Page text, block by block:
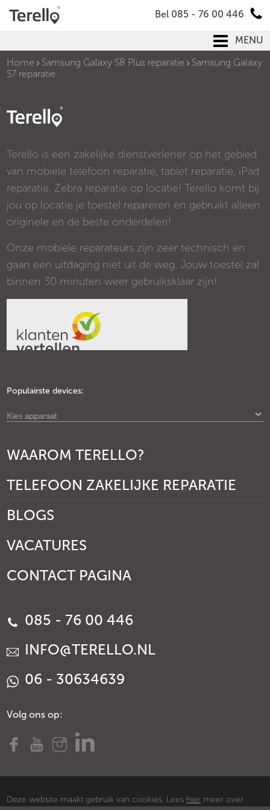
Bel 085 - 76 00 446
MENU
Home
Samsung Galaxy S8 Plus reparatie
Samsung Galaxy
S7 reparatie
Terello is een zakelijke dienstverlener op het gebied
van mobiele telefoon reparatie, tablet reparatie, iPad
reparatie, Zebra reparatie op locatie! Terello komt bij
jou op locatie je toestel repareren en gebruikt alleen
originele en de beste onderdelen!
Onze mobiele reparateurs zijn zeer technisch en
gaan een uitdaging niet uit de weg. Jouw toestel zal
binnen 30 minuten weer gebruiksklaar zijn!
Populairste devices:
Kies apparaat
WAAROM TERELLO?
TELEFOON ZAKELIJKE REPARATIE
BLOGS
VACATURES
CONTACT PAGINA
085 - 76 00 446
INFO@TERELLO.NL
06 - 30634639
Volg ons op:
Deze website maakt gebruik van cookies. Lees hier meer over